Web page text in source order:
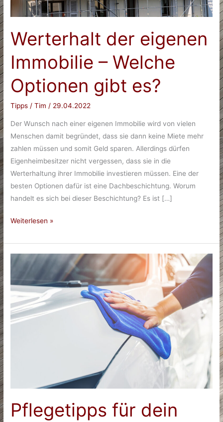
Werterhalt der eigenen
Immobilie – Welche
Optionen gibt es?
Tipps /Tim / 29.04.2022
Der Wunsch nach einer eigenen Immobilie wird von vielen
Menschen damit begründet, dass sie dann keine Miete mehr
zahlen müssen und somit Geld sparen. Allerdings dürfen
Eigenheimbesitzer nicht vergessen, dass sie in die
Werterhaltung ihrer Immobilie investieren müssen. Eine der
besten Optionen dafür ist eine Dachbeschichtung. Worum
handelt es sich bei dieser Beschichtung? Es ist […]
Werterhalt
eigenen
Immobilie
Welche
Optionen
gibt
es?
Weiterlesen »
Pflegetipps für dein